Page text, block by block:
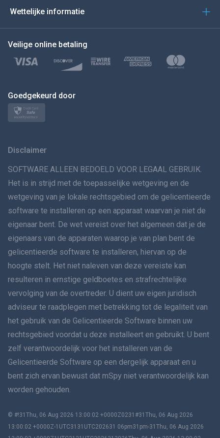
Türkçe
Polski
日本
VERSPREIDINGทย
Dansk
हिंदी
עברית
Română
Ελληνικά
Tiếng Việt
繁體中文
Bahasa Melayu
Wettelijke informatie
Veilige online betaling
Goedgekeurd door
Disclaimer
SOFTWARE ALLEEN BEDOELD VOOR LEGAAL GEBRUIK.
Het is in strijd met de toepasselijke wetgeving en de
wetgeving van je lokale rechtsgebied om de gelicentieerde
software te installeren op een apparaat waarvan je niet de
eigenaar bent. De wet vereist over het algemeen dat je de
eigenaars van de apparaten waarop je van plan bent de
gelicentieerde software te installeren, hiervan op de
hoogte stelt. Het niet naleven van deze vereiste kan
resulteren in ernstige geldboetes en strafrechtelijke
vervolging van de overtreder. U dient uw eigen juridisch
adviseur te raadplegen met betrekking tot de legaliteit van
het gebruik van de Gelicentieerde Software binnen uw
rechtsgebied voordat u deze installeert en gebruikt. U bent
zelf verantwoordelijk voor het installeren van de
Gelicentieerde Software op een dergelijk apparaat en u
bent zich ervan bewust dat mSpy niet verantwoordelijk kan
worden gehouden.
© #!31Thu, 06 Aug 2026 13:00:02 +0000Z0231#31Thu, 06 Aug 2026
13:00:02 +0000Z-1UTC3131UTC202631 06pm31pm-31Thu, 06 Aug 2026